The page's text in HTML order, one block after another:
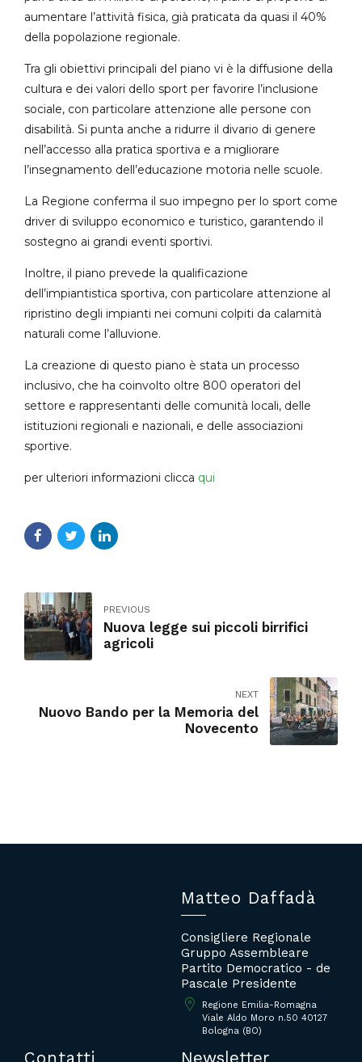
aumentare l’attività fisica, già praticata da quasi il 40%
della popolazione regionale.
Tra gli obiettivi principali del piano vi è la diffusione della
cultura e dei valori dello sport per favorire l’inclusione
sociale, con particolare attenzione alle persone con
disabilità. Si punta anche a ridurre il divario di genere
nell’accesso alla pratica sportiva e a migliorare
l’insegnamento dell’educazione motoria nelle scuole.
La Regione conferma il suo impegno per lo sport come
driver di sviluppo economico e turistico, garantendo il
sostegno ai grandi eventi sportivi.
Inoltre, il piano prevede la qualificazione
dell’impiantistica sportiva, con particolare attenzione al
ripristino degli impianti nei comuni colpiti da calamità
naturali come l’alluvione.
La creazione di questo piano è stata un processo
inclusivo, che ha coinvolto oltre 800 operatori del
settore e rappresentanti delle comunità locali, delle
istituzioni regionali e nazionali, e delle associazioni
sportive.
per ulteriori informazioni clicca qui
PREVIOUS
Nuova legge sui piccoli birrifici
agricoli
NEXT
Nuovo Bando per la Memoria del
Novecento
Matteo Daffadà
Consigliere Regionale
Gruppo Assembleare
Partito Democratico - de
Pascale Presidente
Regione Emilia-Romagna
Viale Aldo Moro n.50 40127
Bologna (BO)
Contatti Newsletter